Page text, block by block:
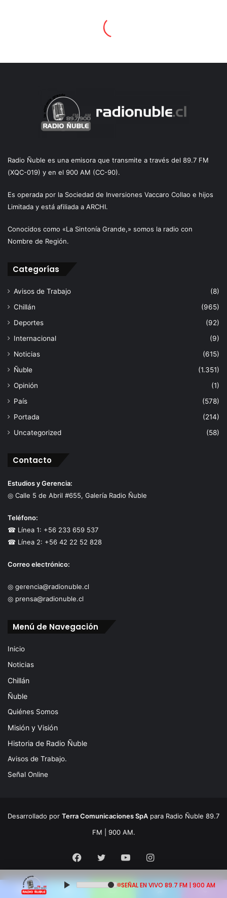
Radio Ñuble es una emisora que transmite a través del 89.7 FM
(XQC-019) y en el 900 AM (CC-90).
Es operada por la Sociedad de Inversiones Vaccaro Collao e hijos
Limitada y está afiliada a ARCHI.
Conocidos como «La Sintonía Grande,» somos la radio con
Nombre de Región.
Categorías
Avisos de Trabajo
(8)
Chillán
(965)
Deportes
(92)
Internacional
(9)
Noticias
(615)
Ñuble
(1.351)
Opinión
(1)
País
(578)
Portada
(214)
Uncategorized
(58)
Contacto
Estudios y Gerencia:
◎ Calle 5 de Abril #655, Galería Radio Ñuble
Teléfono:
☎ Línea 1: +56 233 659 537
☎ Línea 2: +56 42 22 52 828
Correo electrónico:
◎ gerencia@radionuble.cl
◎ prensa@radionuble.cl
Menú de Navegación
Inicio
Noticias
Chillán
Ñuble
Quiénes Somos
Misión y Visión
Historia de Radio Ñuble
Avisos de Trabajo.
Señal Online
Desarrollado por Terra Comunicaciones SpA para Radio Ñuble 89.7
FM | 900 AM.
Facebook
Twitter YouTubeInstagram
SEÑAL EN VIVO 89.7 FM | 900 AM